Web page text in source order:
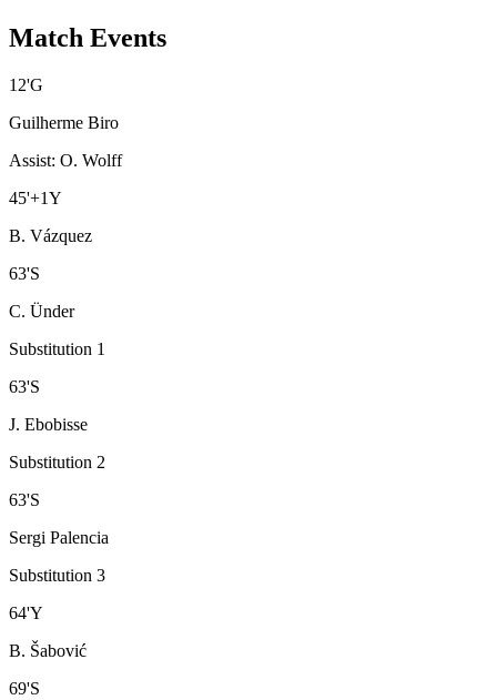
Match Events
12'G
Guilherme Biro
Assist: O. Wolff
45'+1Y
B. Vázquez
63'S
C. Ünder
Substitution 1
63'S
J. Ebobisse
Substitution 2
63'S
Sergi Palencia
Substitution 3
64'Y
B. Šabović
69'S